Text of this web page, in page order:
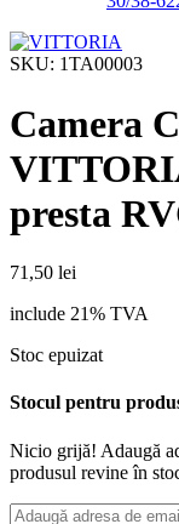
SKU: 1TA00003
Camera
presta
71,50 lei
include 21% TVA
Stoc epuizat
Stocul pentru
Nicio grijă! Adaugă
produsul revine în